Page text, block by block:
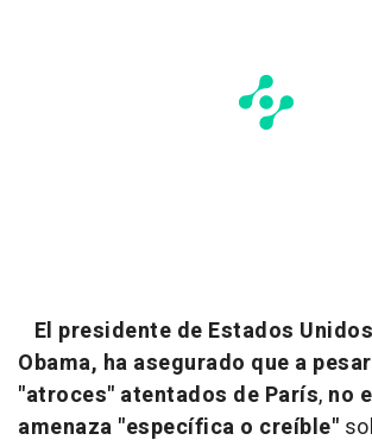
El presidente de Estados
Obama, ha asegurado que a
"atroces" atentados de París, no
amenaza "específica o creíble"